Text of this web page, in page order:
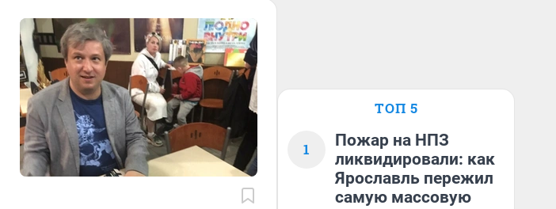
ТОП 5
1
Пожар на НПЗ
ликвидировали: как
Ярославль пережил
самую массовую